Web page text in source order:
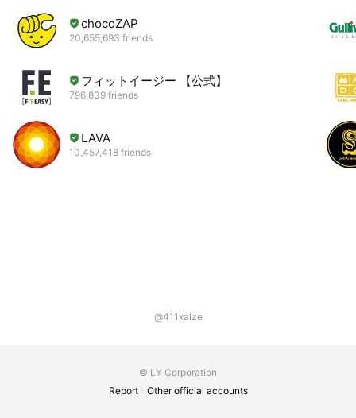
chocoZAP
20,655,693 friends
フィットイージー 【公式】
796,839 friends
LAVA
10,457,418 friends
@411xalze
© LY Corporation
Report
Other official accounts